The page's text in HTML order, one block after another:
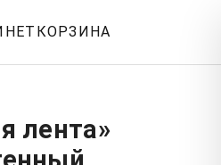
КОРЗИНА
лента»